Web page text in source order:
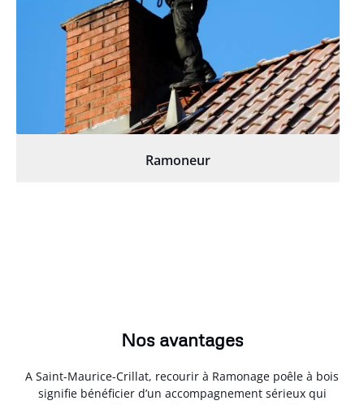
Ramoneur
Nos avantages
A Saint-Maurice-Crillat, recourir à Ramonage poêle à bois
signifie bénéficier d’un accompagnement sérieux qui